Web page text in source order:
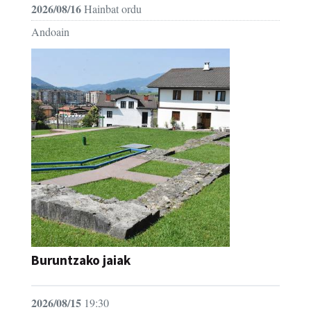
2026/08/16Hainbat ordu
Andoain
Buruntzako jaiak
2026/08/15 19:30